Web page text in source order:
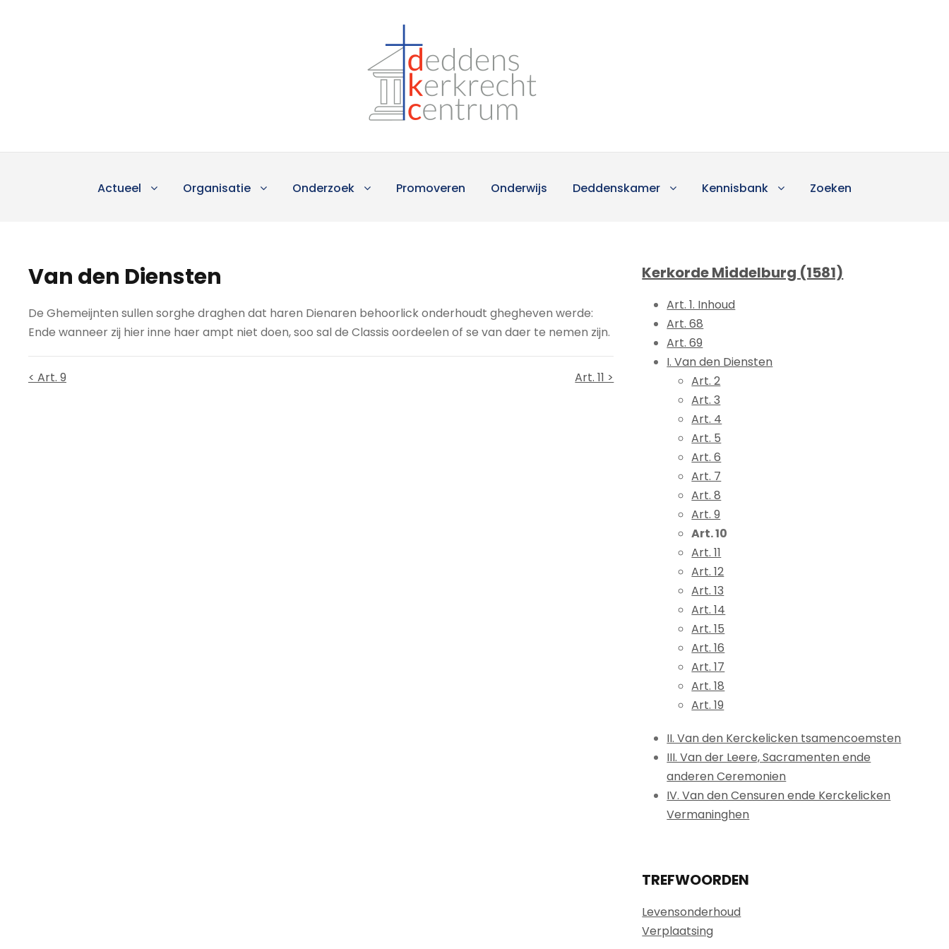
Actueel Organisatie Onderzoek Promoveren Onderwijs Deddenskamer Kennisbank Zoeken
Van den Diensten
De Ghemeijnten sullen sorghe draghen dat haren Dienaren behoorlick onderhoudt ghegheven werde:
Ende wanneer zij hier inne haer ampt niet doen, soo sal de Classis oordeelen of se van daer te nemen zijn.
< Art. 9 Art. 11 >
Kerkorde Middelburg (1581)
Art. 1. Inhoud
Art. 68
Art. 69
I. Van den Diensten
Art. 2
Art. 3
Art. 4
Art. 5
Art. 6
Art. 7
Art. 8
Art. 9
Art. 10
Art. 11
Art. 12
Art. 13
Art. 14
Art. 15
Art. 16
Art. 17
Art. 18
Art. 19
II. Van den Kerckelicken tsamencoemsten
III. Van der Leere, Sacramenten ende
anderen Ceremonien
IV. Van den Censuren ende Kerckelicken
Vermaninghen
TREFWOORDEN
Levensonderhoud
Verplaatsing